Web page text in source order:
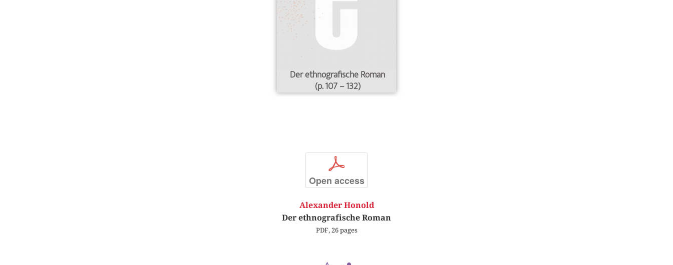
Der ethnografische Roman
(p. 107 – 132)
p
Open access
Alexander Honold
Der ethnografische Roman
PDF, 26 pages